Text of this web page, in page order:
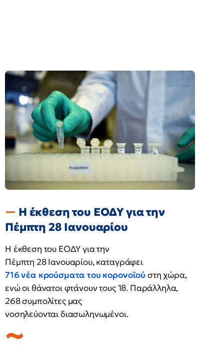
Η έκθεση του ΕΟΔΥ για την
Πέμπτη 28 Ιανουαρίου
Η έκθεση του ΕΟΔΥ για την
Πέμπτη 28 Ιανουαρίου, καταγράφει
716 νέα κρούσματα του κορονοϊού στη χώρα,
ενώ οι θάνατοι φτάνουν τους 18. Παράλληλα,
268 συμπολίτες μας
νοσηλεύονται διασωληνωμένοι.